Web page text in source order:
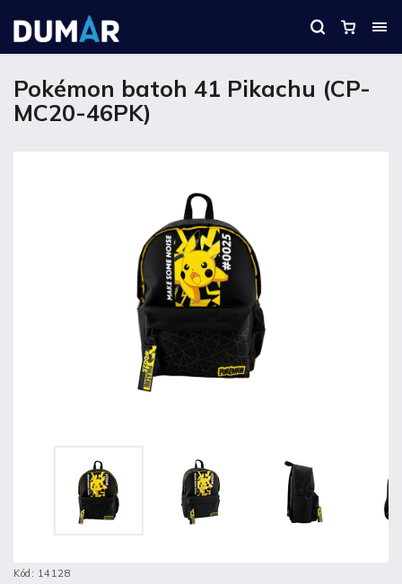
Pokémon batoh 41 Pikachu (CP-
MC20-46PK)
Kód: 14128